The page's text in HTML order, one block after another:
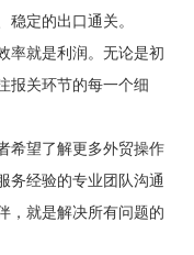
定的出口通关。
率就是利润。无论是初
报关环节的每一个细
希望了解更多外贸操作
务经验的专业团队沟通
就是解决所有问题的